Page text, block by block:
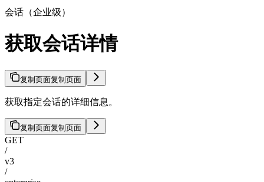
会话（企业级）
获取会话详情
复制页面复制页面
获取指定会话的详细信息。
复制页面复制页面
GET
/
v3
/